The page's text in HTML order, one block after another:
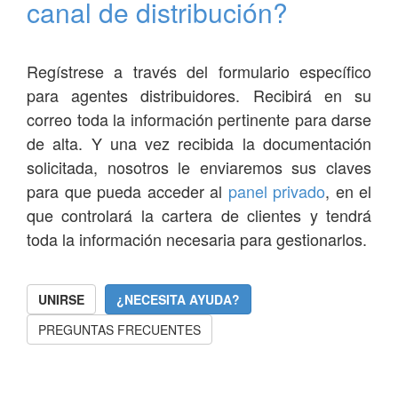
canal de distribución?
Regístrese a través del formulario específico
para agentes distribuidores. Recibirá en su
correo toda la información pertinente para darse
de alta. Y una vez recibida la documentación
solicitada, nosotros le enviaremos sus claves
para que pueda acceder al panel privado, en el
que controlará la cartera de clientes y tendrá
toda la información necesaria para gestionarlos.
UNIRSE
¿NECESITA AYUDA?
PREGUNTAS FRECUENTES